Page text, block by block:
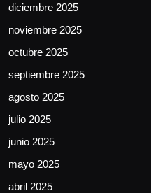
diciembre 2025
noviembre 2025
octubre 2025
septiembre 2025
agosto 2025
julio 2025
junio 2025
mayo 2025
abril 2025